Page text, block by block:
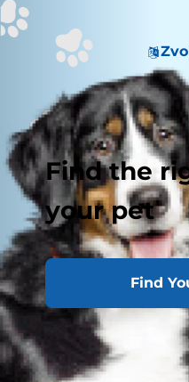
Find the
your pet
Find
Nechat
doma je
Štěně byste nikdy